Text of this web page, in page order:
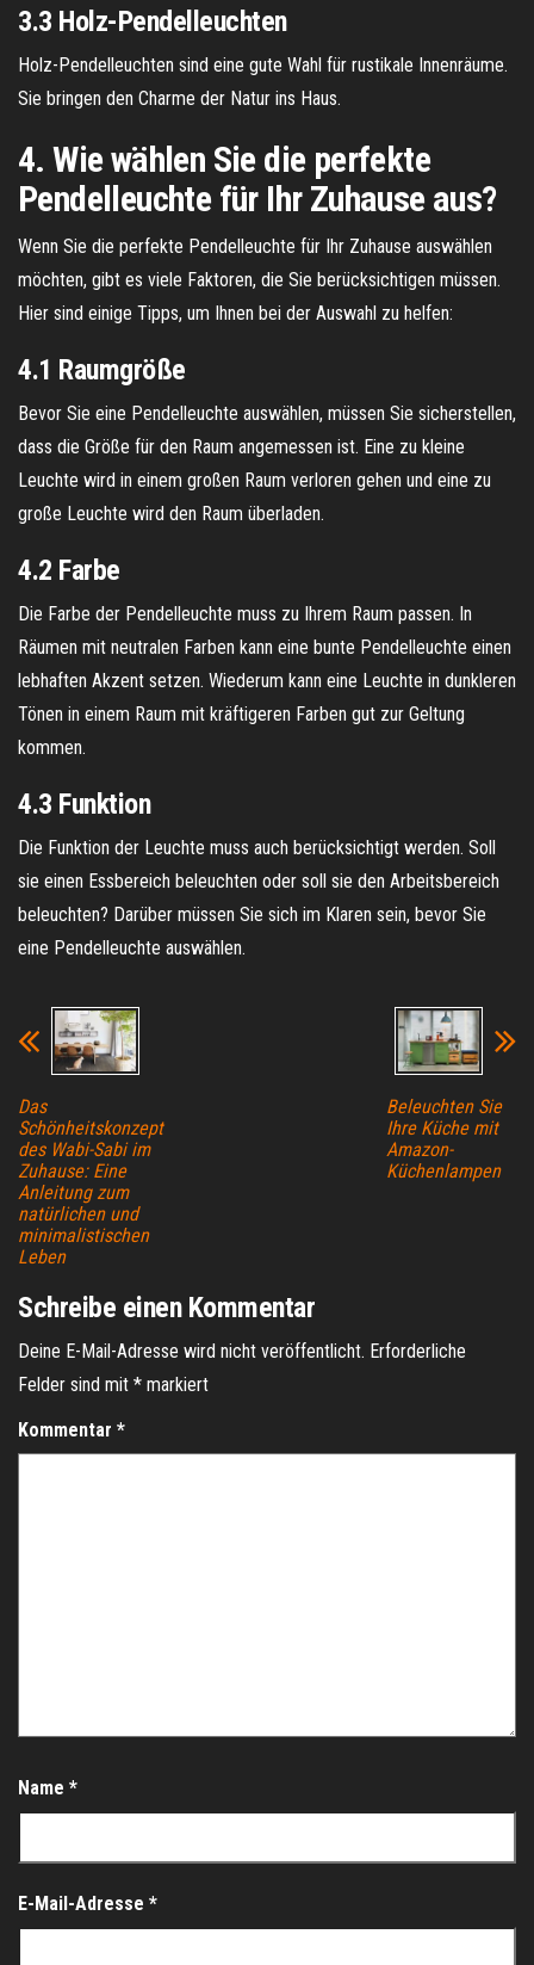
3.3 Holz-Pendelleuchten
Holz-Pendelleuchten sind eine gute Wahl für rustikale Innenräume.
Sie bringen den Charme der Natur ins Haus.
4. Wie wählen Sie die perfekte
Pendelleuchte für Ihr Zuhause aus?
Wenn Sie die perfekte Pendelleuchte für Ihr Zuhause auswählen
möchten, gibt es viele Faktoren, die Sie berücksichtigen müssen.
Hier sind einige Tipps, um Ihnen bei der Auswahl zu helfen:
4.1 Raumgröße
Bevor Sie eine Pendelleuchte auswählen, müssen Sie sicherstellen,
dass die Größe für den Raum angemessen ist. Eine zu kleine
Leuchte wird in einem großen Raum verloren gehen und eine zu
große Leuchte wird den Raum überladen.
4.2 Farbe
Die Farbe der Pendelleuchte muss zu Ihrem Raum passen. In
Räumen mit neutralen Farben kann eine bunte Pendelleuchte einen
lebhaften Akzent setzen. Wiederum kann eine Leuchte in dunkleren
Tönen in einem Raum mit kräftigeren Farben gut zur Geltung
kommen.
4.3 Funktion
Die Funktion der Leuchte muss auch berücksichtigt werden. Soll
sie einen Essbereich beleuchten oder soll sie den Arbeitsbereich
beleuchten? Darüber müssen Sie sich im Klaren sein, bevor Sie
eine Pendelleuchte auswählen.
Das
Schönheitskonzept
des Wabi-Sabi im
Zuhause: Eine
Anleitung zum
natürlichen und
minimalistischen
Leben
Beleuchten Sie
Ihre Küche mit
Amazon-
Küchenlampen
Schreibe einen Kommentar
Deine E-Mail-Adresse wird nicht veröffentlicht. Erforderliche
Felder sind mit * markiert
Kommentar *
Name *
E-Mail-Adresse *